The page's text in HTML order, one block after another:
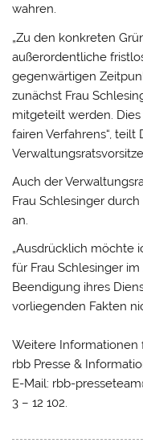
wahren.
„Zu den konkreten
außerordentliche
gegenwärtigen
zunächst Frau
mitgeteilt werden.
fairen Verfahrens“,
Auch der
Frau Schlesinger
an.
„Ausdrücklich möchte
für Frau Schlesinger
Beendigung ihres
vorliegenden Fakten
Weitere Informationen
rbb Presse &
E-Mail: rbb-
3 – 12 102.